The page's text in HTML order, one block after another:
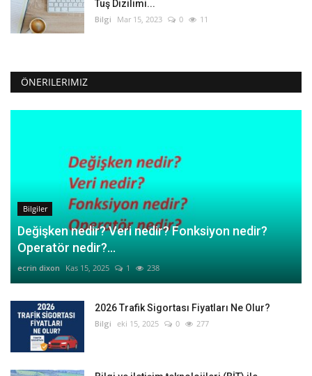
Tuş Dizilimi...
Bilgi Mar 15, 2023 0 11
ÖNERILERIMIZ
Bilgiler
Değişken nedir? Veri nedir? Fonksiyon nedir?
Operatör nedir?...
ecrin dixon Kas 15, 2025 1 238
2026 Trafik Sigortası Fiyatları Ne Olur?
Bilgi eki 15, 2025 0 277